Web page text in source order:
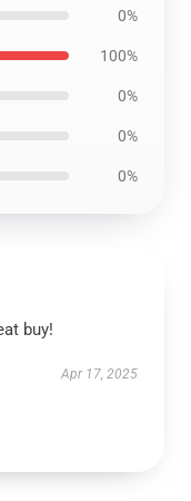
0%
100%
0%
0%
0%
buy!
Apr 17, 2025